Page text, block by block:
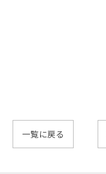
一覧に戻る